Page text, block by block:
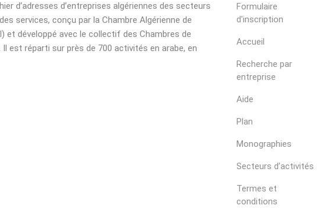
d’adresses d’entreprises algériennes des secteurs
services, conçu par la Chambre Algérienne de
et développé avec le collectif des Chambres de
est réparti sur près de 700 activités en arabe, en
Formulaire
d'inscription
Accueil
Recherche par
entreprise
Aide
Plan
Monographies
Secteurs d’activités
Termes et
conditions